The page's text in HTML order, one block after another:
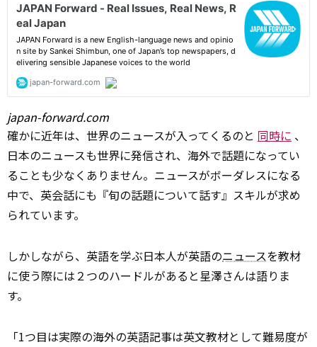
japan-forward.com
確かに近年は、世界のニュースが入ってくるのと 同時に 、
日本のニュースも世界に発信され、海外で話題になってい
ることも少なくありません。ニュースがボーダレスになる
中で、英会話にも『旬の話題について話す』スキルが求め
られています。
しかしながら、英語を学ぶ日本人が英語のニュースを教材
に使う際には２つのハードルがあると星澤さんは語りま
す。
「1つ目は実際の海外の英語記事は英文教材として難易度が